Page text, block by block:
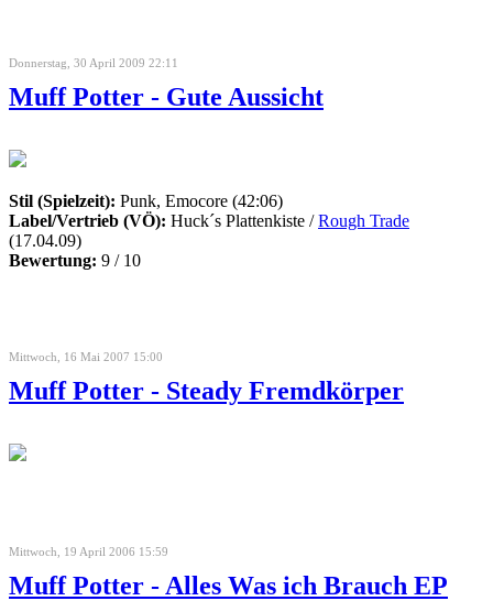
Donnerstag, 30 April 2009 22:11
Muff Potter - Gute Aussicht
Stil (Spielzeit): Punk, Emocore (42:06)
Label/Vertrieb (VÖ): Huck´s Plattenkiste /Rough Trade
(17.04.09)
Bewertung: 9 / 10
Mittwoch, 16 Mai 2007 15:00
Muff Potter - Steady Fremdkörper
Mittwoch, 19 April 2006 15:59
Muff Potter - Alles Was ich Brauch EP